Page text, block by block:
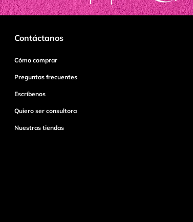
Contáctanos
Cómo comprar
Preguntas frecuentes
Escríbenos
Quiero ser consultora
Nuestras tiendas